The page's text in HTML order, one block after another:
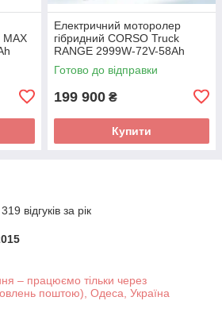
MAX
Електричний моторолер
гібридний CORSO Truck
RANGE 2999W-72V-58Ah
GraFen шини 12"/12"
Готово до відправки
199 900 ₴
Купити
відгуків за рік
– працюємо тільки через
поштою), Одеса, Україна